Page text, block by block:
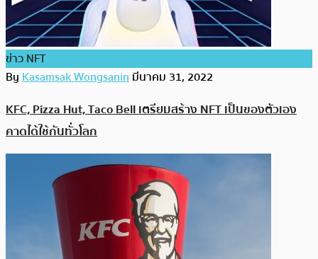
ข่าว NFT
ByKasamsak Wongsaninมีนาคม 31, 2022
KFC, Pizza Hut, Taco Bell เตรียมสร้าง NFT เป็นของตัวเอง
คาดได้ใช้กันทั่วโลก